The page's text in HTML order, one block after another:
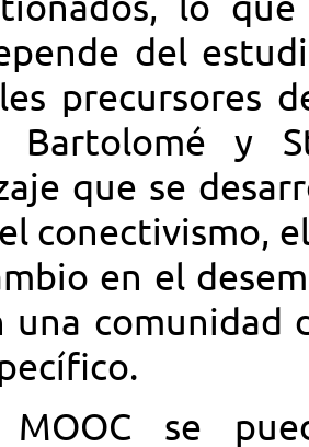
del
precursores
y
que se
conectivismo,
en el
una comunidad
se